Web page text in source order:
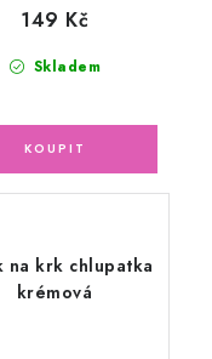
Skladem
149 Kč
na krk chlupatka
krémová